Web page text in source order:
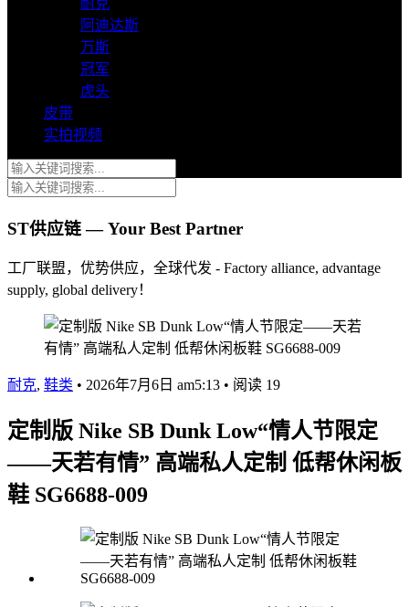
耐克
阿迪达斯
万斯
冠军
虎头
皮带
实拍视频
ST供应链 — Your Best Partner
工厂联盟，优势供应，全球代发 - Factory alliance, advantage
supply, global delivery！
耐克, 鞋类 • 2026年7月6日 am5:13 • 阅读 19
定制版 Nike SB Dunk Low“情人节限定
——天若有情” 高端私人定制 低帮休闲板
鞋 SG6688-009